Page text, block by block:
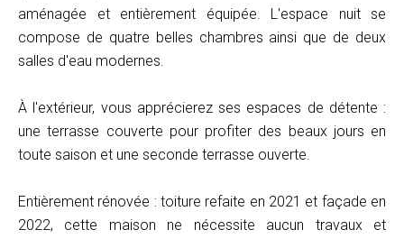
aménagée et entièrement équipée. L'espace nuit se
compose de quatre belles chambres ainsi que de deux
salles d'eau modernes.
À l'extérieur, vous apprécierez ses espaces de détente :
une terrasse couverte pour profiter des beaux jours en
toute saison et une seconde terrasse ouverte.
Entièrement rénovée : toiture refaite en 2021 et façade en
2022, cette maison ne nécessite aucun travaux et